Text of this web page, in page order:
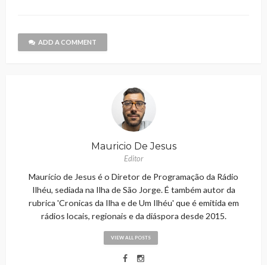
ADD A COMMENT
Mauricio De Jesus
Editor
Maurício de Jesus é o Diretor de Programação da Rádio
Ilhéu, sediada na Ilha de São Jorge. É também autor da
rubrica 'Cronicas da Ilha e de Um Ilhéu' que é emitida em
rádios locais, regionais e da diáspora desde 2015.
VIEW ALL POSTS